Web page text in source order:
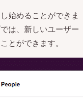
始めることができま
は、新しいユーザー
とができます。